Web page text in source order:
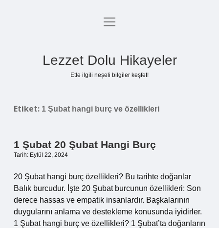
Anasayfa
menüyü
Lezzet Dolu Hikayeler
Etle ilgili neşeli bilgiler keşfet!
Etiket: 1 Şubat hangi burç ve özellikleri
1 Şubat 20 Şubat Hangi Burç
Tarih: Eylül 22, 2024
20 Şubat hangi burç özellikleri? Bu tarihte doğanlar
Balık burcudur. İşte 20 Şubat burcunun özellikleri: Son
derece hassas ve empatik insanlardır. Başkalarının
duygularını anlama ve destekleme konusunda iyidirler.
1 Şubat hangi burç ve özellikleri? 1 Şubat’ta doğanların